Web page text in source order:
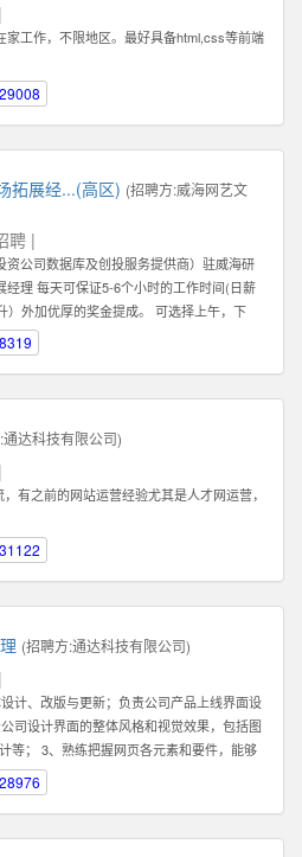
工作，不限地区。最好具备html,css等前端
拓展经...(高区) (招聘方:威海网艺文
聘 |
公司数据库及创投服务提供商）驻威海研
经理 每天可保证5-6个小时的工作时间(日薪
）外加优厚的奖金提成。 可选择上午，下
炬路169-1号北洋云计算电子创新平台302
售！必须能够真诚，热情地主动联系客户。
客户对你的信任。 2: 我们需要能和客户建
也能长期，稳定地在公司发展。你会发现公
，深圳，香港，韩国都有业务。所以公司会
你能长期地在公司不断进步！ 3：你必须具
坚持，永不放弃。你必须了解你和客户的关
稳定的关系，你在一开始的时候要具备百折
步取得双方的信任。 4：除了热爱销售，你
。我们希望你具备这种科学化管理的能力。
成为销售经理，管理一个业务团队。 6：必
业有兴趣，并愿意深入了解一个行业，掌握
正服务好你的客户。目前我们希望能够找到
厚兴趣或相关经验的人才。 如果你有激
，愿意接受挑战，也能熟悉使用电脑，QQ
，专业是什么，这些都不重要。我们都欢迎
通达科技有限公司)
有之前的网站运营经验尤其是人才网运营，
(招聘方:通达科技有限公司)
计、改版与更新；负责公司产品上线界面设
司设计界面的整体风格和视觉效果，包括图
等； 3、熟练把握网页各元素和要件，能够
不断完善和熟悉，负责网站整体架构的设计
与创意设计工作； 5、认真做好各类信息和
机应用程序等的人机交互界面设计，提高用